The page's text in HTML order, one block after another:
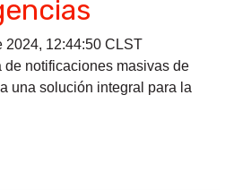
2024, 12:44:50 CLST
de notificaciones masivas de
una solución integral para la